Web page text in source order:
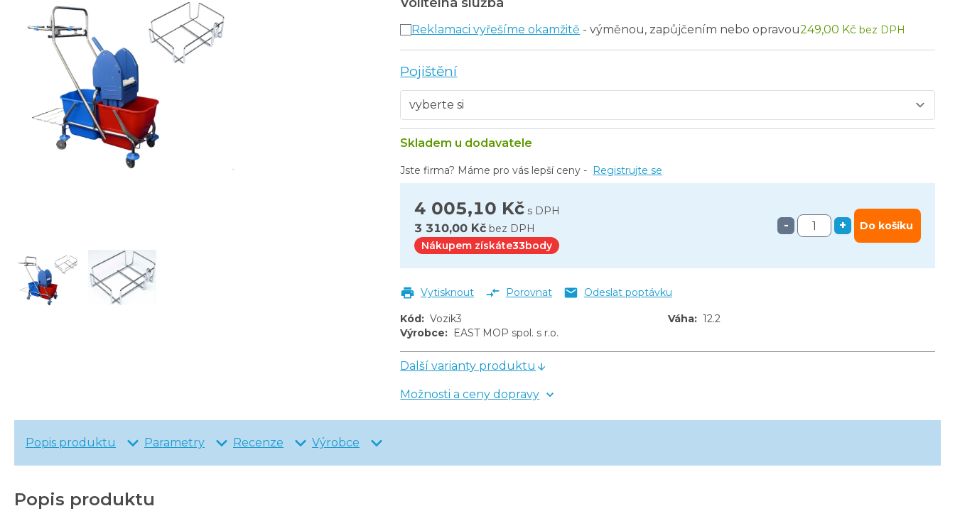
vybaveniprouklid.cz Úklidový vozík 2 x 15 l s držákem na pytel 120 l
Profi úklidový vozík DUO PRO 24 litrů
vybaveniprouklid.cz úklidový vozík 1 x 23 l
Úklidový vozík KOMBI JOOKY II
Úklidový vozík Clarol Plus VI
vybaveniprouklid.cz Úklidový vozík 2 x 23 l se ždímačem
Úklidový vozík Terry line II
Úklidový vozík plastový 2 x 20 l
4 005,10 Kč s DPH
3 310,00 Kč bez DPH
Nákupem získáte33body
- + Do košíku
Skladem u dodavatele
Reklamaci vyřešíme okamžitě - výměnou, zapůjčením nebo opravou249,00 Kč bez DPH
Pojištění
Jste firma? Máme pro vás lepší ceny - Registrujte se
Vytisknout Porovnat Odeslat poptávku
Kód: Vozik3 Váha: 12.2
Výrobce: EAST MOP spol. s r.o.
Další varianty produktu
Možnosti a ceny dopravy
Popis produktu Parametry Recenze Výrobce
Popis produktu